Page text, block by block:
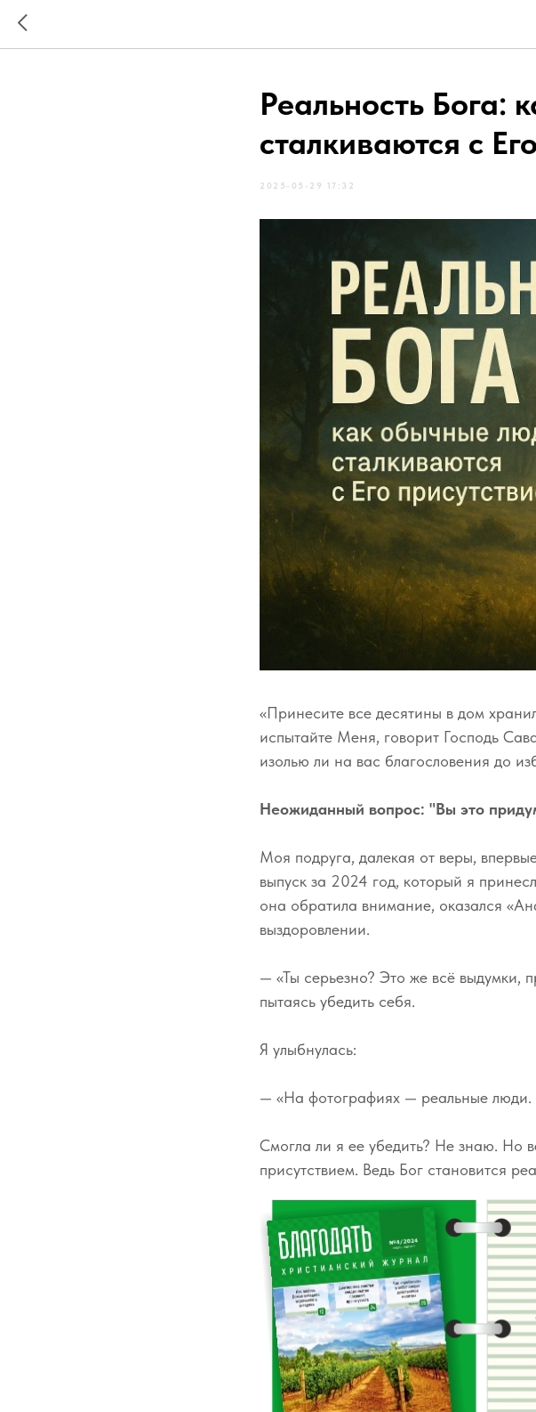
Реальность Бога:
сталкиваются с
2025-05-29 17:32
«Принесите все десятины в дом
испытайте Меня, говорит Господь
изолью ли на вас благословения до
Неожиданный вопрос: "Вы это
Моя подруга, далекая от веры,
выпуск за 2024 год, который я
она обратила внимание, оказался
выздоровлении.
— «Ты серьезно? Это же всё выдумки,
пытаясь убедить себя.
Я улыбнулась:
— «На фотографиях — реальные люди.
Смогла ли я ее убедить? Не знаю. Но
присутствием. Ведь Бог становится